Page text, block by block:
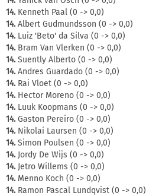
14.Kenneth Paal (0 -> 0,0)
14.Albert Gudmundsson (0 -> 0,0)
14.Luiz 'Beto' da Silva (0 -> 0,0)
14.Bram Van Vlerken (0 -> 0,0)
14.Suently Alberto (0 -> 0,0)
14.Andres Guardado (0 -> 0,0)
14.Rai Vloet (0 -> 0,0)
14.Hector Moreno (0 -> 0,0)
14.Luuk Koopmans (0 -> 0,0)
14.Gaston Pereiro (0 -> 0,0)
14.Nikolai Laursen (0 -> 0,0)
14.Simon Poulsen (0 -> 0,0)
14.Jordy De Wijs (0 -> 0,0)
14.Jetro Willems (0 -> 0,0)
14.Menno Koch (0 -> 0,0)
14.Ramon Pascal Lundqvist (0 -> 0,0)